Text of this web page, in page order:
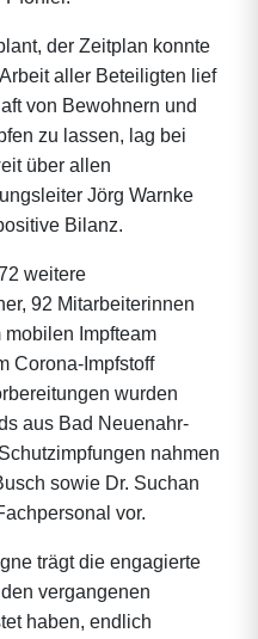
der Zeitplan konnte
aller Beteiligten lief
von Bewohnern und
zu lassen, lag bei
über allen
Jörg Warnke
Bilanz.
weitere
92 Mitarbeiterinnen
Impfteam
Corona-Impfstoff
wurden
aus Bad Neuenahr-
nahmen
sowie Dr. Suchan
vor.
trägt die engagierte
vergangenen
haben, endlich